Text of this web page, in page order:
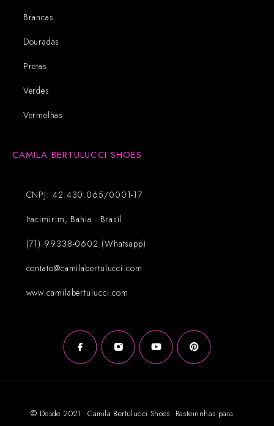
Brancas
Douradas
Pretas
Verdes
Vermelhas
CAMILA BERTULUCCI SHOES
CNPJ: 42.430.065/0001-17
Itacimirim, Bahia - Brasil
(71) 99338-0602 (Whatsapp)
contato@camilabertulucci.com
www.camilabertulucci.com
© Desde 2021. Camila Bertulucci Shoes. Rasteirinhas para